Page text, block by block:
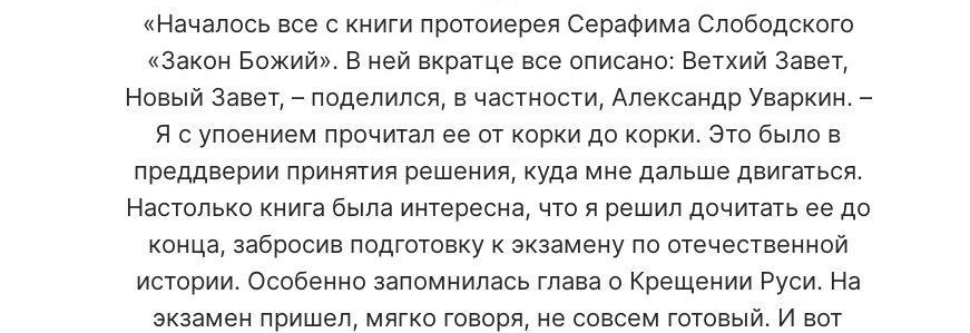
«Началось все с книги протоиерея Серафима Слободского
«Закон Божий». В ней вкратце все описано: Ветхий Завет,
Новый Завет, – поделился, в частности, Александр Уваркин. –
Я с упоением прочитал ее от корки до корки. Это было в
преддверии принятия решения, куда мне дальше двигаться.
Настолько книга была интересна, что я решил дочитать ее до
конца, забросив подготовку к экзамену по отечественной
истории. Особенно запомнилась глава о Крещении Руси. На
экзамен пришел, мягко говоря, не совсем готовый. И вот